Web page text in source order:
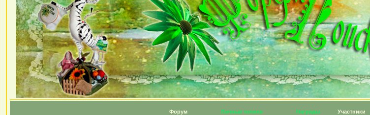
Форум Личные топики Награды Участники